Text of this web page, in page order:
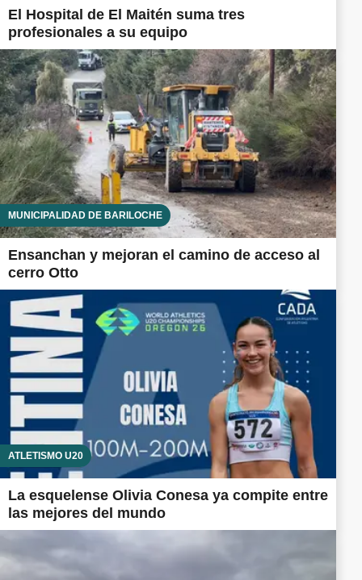
El Hospital de El Maitén suma tres
profesionales a su equipo
MUNICIPALIDAD DE BARILOCHE
Ensanchan y mejoran el camino de acceso al
cerro Otto
ATLETISMO U20
La esquelense Olivia Conesa ya compite entre
las mejores del mundo